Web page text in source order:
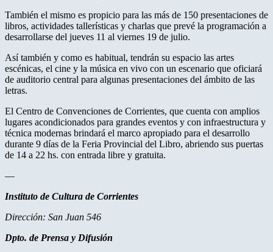
También el mismo es propicio para las más de 150 presentaciones de
libros, actividades tallerísticas y charlas que prevé la programación a
desarrollarse del jueves 11 al viernes 19 de julio.
Así también y como es habitual, tendrán su espacio las artes
escénicas, el cine y la música en vivo con un escenario que oficiará
de auditorio central para algunas presentaciones del ámbito de las
letras.
El Centro de Convenciones de Corrientes, que cuenta con amplios
lugares acondicionados para grandes eventos y con infraestructura y
técnica modernas brindará el marco apropiado para el desarrollo
durante 9 días de la Feria Provincial del Libro, abriendo sus puertas
de 14 a 22 hs. con entrada libre y gratuita.
—
Instituto de Cultura de Corrientes
Dirección: San Juan 546
Dpto. de Prensa y Difusión